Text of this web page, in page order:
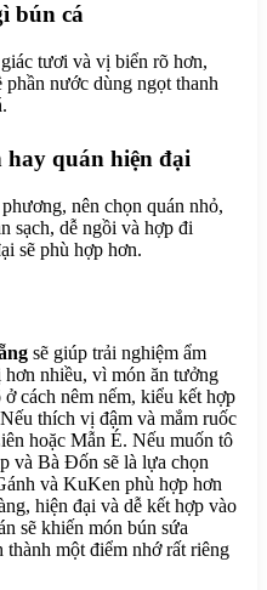
bún cá
tươi và vị biển rõ hơn,
nước dùng ngọt thanh
hay quán hiện đại
nên chọn quán nhỏ,
sạch, dễ ngồi và hợp đi
sẽ phù hợp hơn.
sẽ giúp trải nghiệm ẩm
nhiều, vì món ăn tưởng
cách nêm nếm, kiểu kết hợp
thích vị đậm và mắm ruốc
hoặc Mẫn É. Nếu muốn tô
và Bà Đốn sẽ là lựa chọn
và KuKen phù hợp hơn
hiện đại và dễ kết hợp vào
sẽ khiến món bún sứa
một điểm nhớ rất riêng